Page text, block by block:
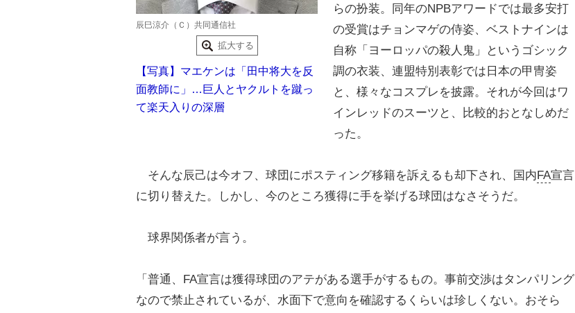
辰巳涼介（Ｃ）共同通信社
拡大する
【写真】マエケンは「田中将大を反
面教師に」…巨人とヤクルトを蹴っ
て楽天入りの深層
らの扮装。同年のNPBアワードでは最多安打
の受賞はチョンマゲの侍姿、ベストナインは
自称「ヨーロッパの殺人鬼」というゴシック
調の衣装、連盟特別表彰では日本の甲冑姿
と、様々なコスプレを披露。それが今回はワ
インレッドのスーツと、比較的おとなしめだ
った。
そんな辰己は今オフ、球団にポスティング移籍を訴えるも却下され、国内FA宣言
に切り替えた。しかし、今のところ獲得に手を挙げる球団はなさそうだ。
球界関係者が言う。
「普通、FA宣言は獲得球団のアテがある選手がするもの。事前交渉はタンパリング
なので禁止されているが、水面下で意向を確認するくらいは珍しくない。おそら